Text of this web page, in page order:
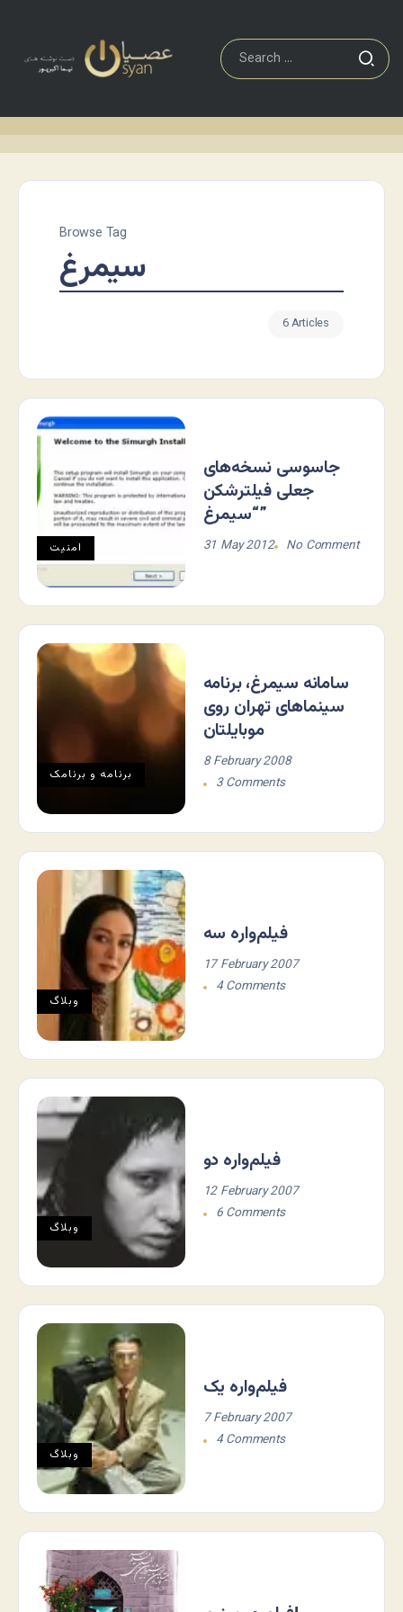
Browse Tag
سیمرغ
6 Articles
امنیت
جاسوسی نسخه‌های
جعلی فیلترشکن
“سیمرغ”
31 May 2012 No Comment
برنامه و برنامک
سامانه سیمرغ، برنامه
سینماهای تهران روی
موبایلتان
8 February 2008
3 Comments
وبلاگ
فیلم‌واره سه
17 February 2007
4 Comments
وبلاگ
فیلم‌واره دو
12 February 2007
6 Comments
وبلاگ
فیلم‌واره یک
7 February 2007
4 Comments